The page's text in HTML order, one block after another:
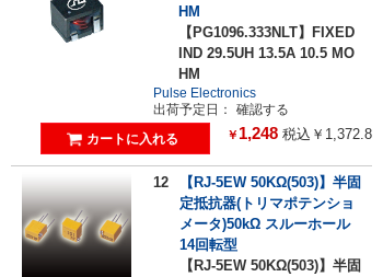
HM
【PG1096.333NLT】FIXED
IND 29.5UH 13.5A 10.5 MO
HM
Pulse Electronics
出荷予定日：
確認する
￥ 1,248 税込￥1,372.8
12
【RJ-5EW 50KΩ(503)】半固
定抵抗器(トリマポテンショ
メータ)50kΩ スルーホール
14回転型
【RJ-5EW 50KΩ(503)】半固